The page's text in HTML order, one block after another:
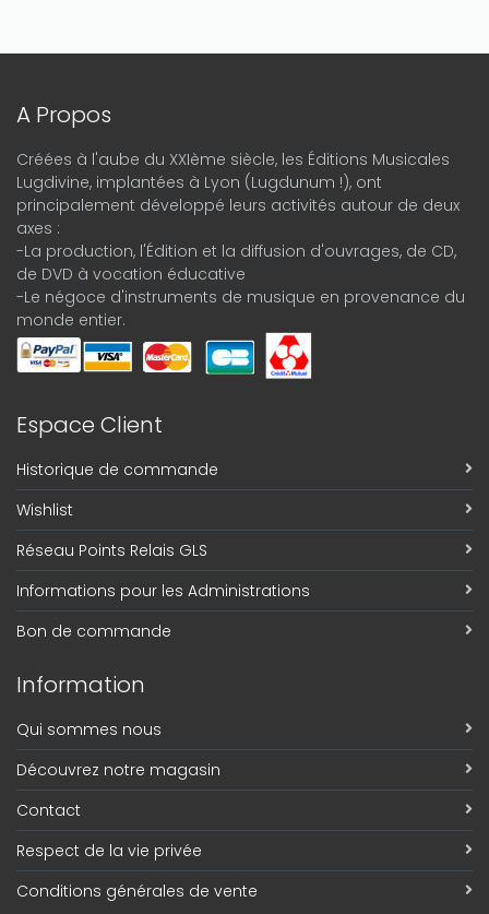
A Propos
Créées à l'aube du XXIème siècle, les Éditions Musicales
Lugdivine, implantées à Lyon (Lugdunum !), ont
principalement développé leurs activités autour de deux
axes :
-La production, l'Édition et la diffusion d'ouvrages, de CD,
de DVD à vocation éducative
-Le négoce d'instruments de musique en provenance du
monde entier.
Espace Client
Historique de commande
Wishlist
Réseau Points Relais GLS
Informations pour les Administrations
Bon de commande
Information
Qui sommes nous
Découvrez notre magasin
Contact
Respect de la vie privée
Conditions générales de vente